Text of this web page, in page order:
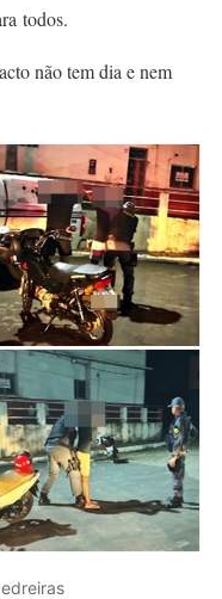
todos.
não tem dia e nem